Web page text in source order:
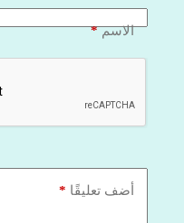
الاسم*
أضف تعليقًا *